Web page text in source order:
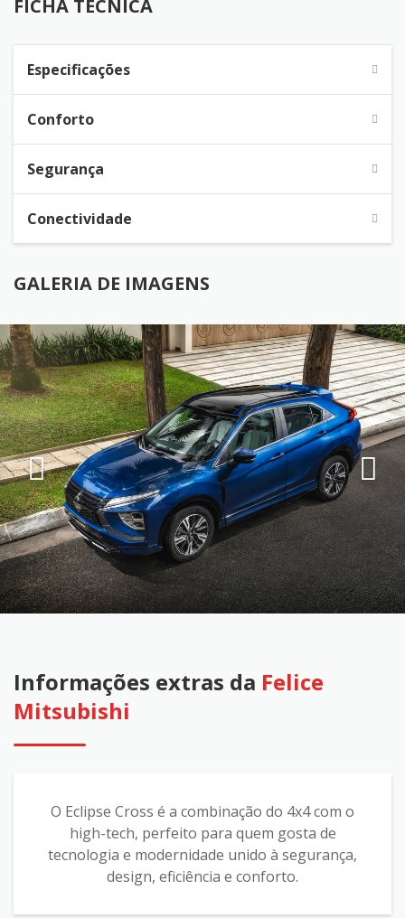
FICHA TÉCNICA
Especificações
Conforto
Segurança
Conectividade
GALERIA DE IMAGENS
Informações extras da Felice
Mitsubishi
O Eclipse Cross é a combinação do 4x4 com o
high-tech, perfeito para quem gosta de
tecnologia e modernidade unido à segurança,
design, eficiência e conforto.